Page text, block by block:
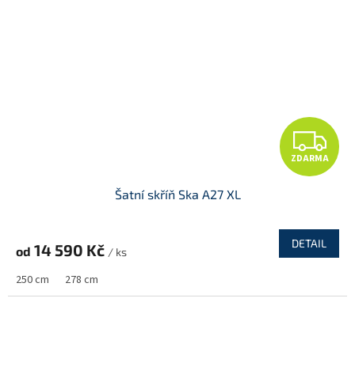
Z
D
R
A
ZDARMA
Šatní skříň Ska A27 XL
od 14 590 Kč / ks
DETAIL
250 cm 278 cm